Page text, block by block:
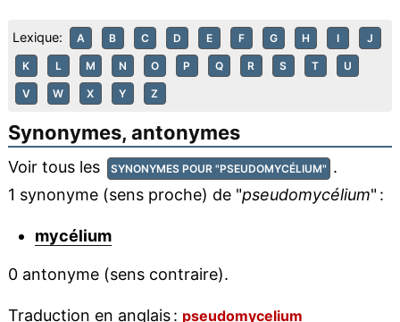
Lexique: A B C D E F G H I J
K L M N O P Q R S T U
V W X Y Z
Synonymes, antonymes
Voir tous les SYNONYMES POUR "PSEUDOMYCÉLIUM" .
1 synonyme (sens proche) de "pseudomycélium" :
mycélium
0 antonyme (sens contraire).
Traduction en anglais : pseudomycelium